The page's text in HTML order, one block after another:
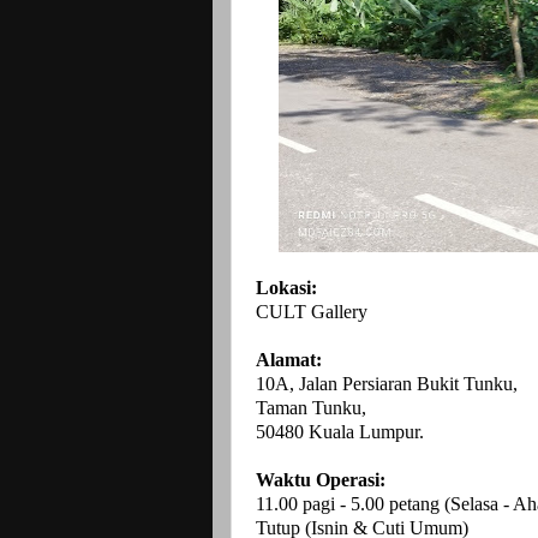
Lokasi:
CULT Gallery
Alamat:
10A, Jalan Persiaran Bukit Tunku,
Taman Tunku,
50480 Kuala Lumpur.
Waktu Operasi:
11.00 pagi - 5.00 petang (Selasa -
Tutup (Isnin & Cuti Umum)